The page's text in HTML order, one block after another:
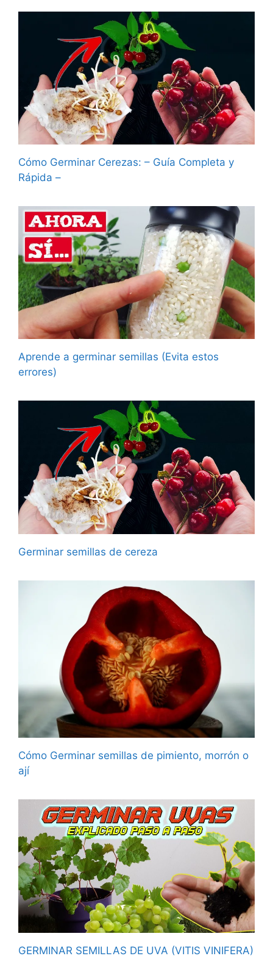
Cómo Germinar Cerezas: – Guía Completa y
Rápida –
Aprende a germinar semillas (Evita estos
errores)
Germinar semillas de cereza
Cómo Germinar semillas de pimiento, morrón o
ají
GERMINAR SEMILLAS DE UVA (VITIS VINIFERA)